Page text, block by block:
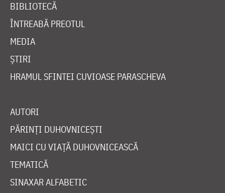
BIBLIOTECĂ
ÎNTREABĂ PREOTUL
MEDIA
ȘTIRI
HRAMUL SFINTEI CUVIOASE PARASCHEVA
AUTORI
PĂRINȚI DUHOVNICEȘTI
MAICI CU VIAȚĂ DUHOVNICEASCĂ
TEMATICĂ
SINAXAR ALFABETIC